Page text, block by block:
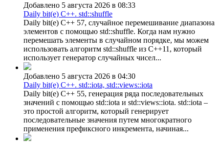
Добавлено 5 августа 2026 в 08:33
Daily bit(e) C++. std::shuffle
Daily bit(e) C++ 57, случайное перемешивание диапазона
элементов с помощью std::shuffle. Когда нам нужно
перемешать элементы в случайном порядке, мы можем
использовать алгоритм std::shuffle из C++11, который
использует генератор случайных чисел...
Добавлено 5 августа 2026 в 04:30
Daily bit(e) C++. std::iota, std::views::iota
Daily bit(e) C++ 55, генерация ряда последовательных
значений с помощью std::iota и std::views::iota. std::iota –
это простой алгоритм, который генерирует
последовательные значения путем многократного
применения префиксного инкремента, начиная...